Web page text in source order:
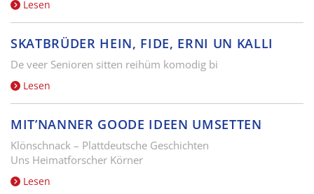
Lesen
SKATBRÜDER HEIN, FIDE, ERNI UN KALLI
De veer Senioren sitten reihüm komodig bi
Lesen
MIT’NANNER GOODE IDEEN UMSETTEN
Klönschnack – Plattdeutsche Geschichten
Uns Heimatforscher Körner
Lesen